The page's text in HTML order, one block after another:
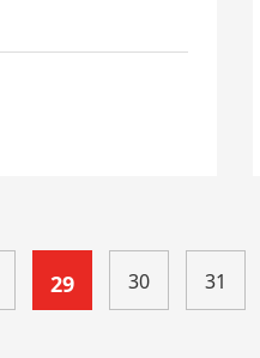
29 30 31